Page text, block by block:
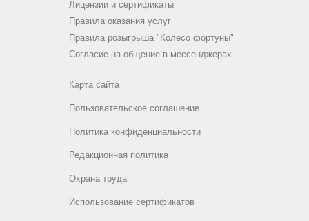
Лицензии и сертификаты
Правила оказания услуг
Правила розыгрыша "Колесо фортуны"
Согласие на общение в мессенджерах
Карта сайта
Пользовательское соглашение
Политика конфиденциальности
Редакционная политика
Охрана труда
Использование сертификатов